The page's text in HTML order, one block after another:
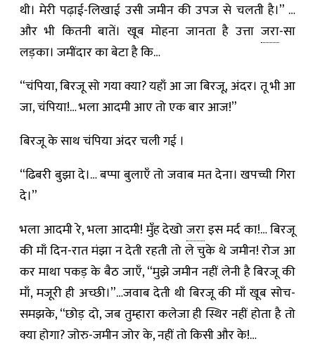
थी। मेरी पढ़ाई-लिखाई उसी जमीन की उपज से चलती है।” …
और भी कितनी बातें। खूब मोहना जानता है उत्ता जरा-सा
लड़का। जमींदार का बेटा है कि…
“चंपिया, बिरजू सो गया क्या? यहाँ आ जा बिरजू, अंदर। तू भी आ
जा, चंपिया!… भला आदमी आए तो एक बार आज!”
बिरजू के साथ चंपिया अंदर चली गई ।
“ढिबरी बुझा दे।… बप्पा बुलाएँ तो जवाब मत देना। खपच्ची गिरा
दे।”
भला आदमी रे, भला आदमी! मुँह देखोजराइस मर्द का!… बिरजू
की माँ दिन-रात मंझा न देती रहती तो ले चुके थे जमीन! रोज आ
कर माथा पकड़ के बैठ जाएँ, “मुझे जमीन नहीं लेनी है बिरजू की
माँ, मजूरी ही अच्छी।”…जवाब देती थी बिरजू की माँ खूब सोच-
समझके, “छोड़ दो, जब तुम्हारा कलेजा ही स्थिर नहीं होता है तो
क्या होगा? जोरु-जमीन जोर के, नहीं तो किसी और के!…